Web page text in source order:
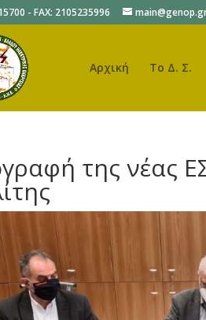
- FAX: 2105235996
Αρχική Το Δ. Σ.
της νέας